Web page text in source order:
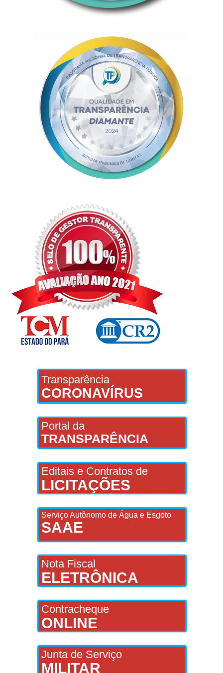
Transparência
CORONAVÍRUS
Portal da
TRANSPARÊNCIA
Editais e Contratos de
LICITAÇÕES
Serviço Autônomo de Água e Esgoto
SAAE
Nota Fiscal
ELETRÔNICA
Contracheque
ONLINE
Junta de Serviço
MILITAR